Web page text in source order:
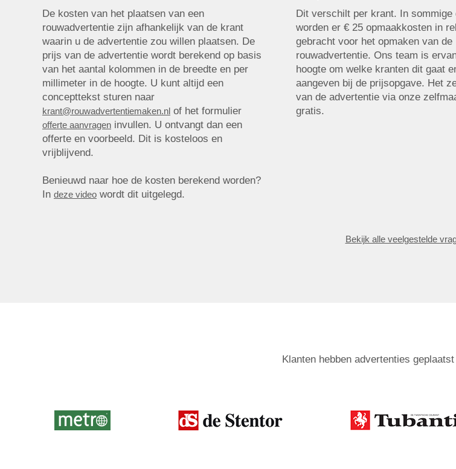
De kosten van het plaatsen van een
rouwadvertentie zijn afhankelijk van de krant
waarin u de advertentie zou willen plaatsen. De
prijs van de advertentie wordt berekend op basis
van het aantal kolommen in de breedte en per
millimeter in de hoogte. U kunt altijd een
concepttekst sturen naar
krant@rouwadvertentiemaken.nl of het formulier
offerte aanvragen invullen. U ontvangt dan een
offerte en voorbeeld. Dit is kosteloos en
vrijblijvend.
Benieuwd naar hoe de kosten berekend worden?
In deze video wordt dit uitgelegd.
Dit verschilt per krant. In sommige
worden er € 25 opmaakkosten in
gebracht voor het opmaken van de
rouwadvertentie. Ons team is
hoogte om welke kranten dit gaat
aangeven bij de prijsopgave. Het
van de advertentie via onze
gratis.
Bekijk alle veelgestelde
Klanten hebben advertenties